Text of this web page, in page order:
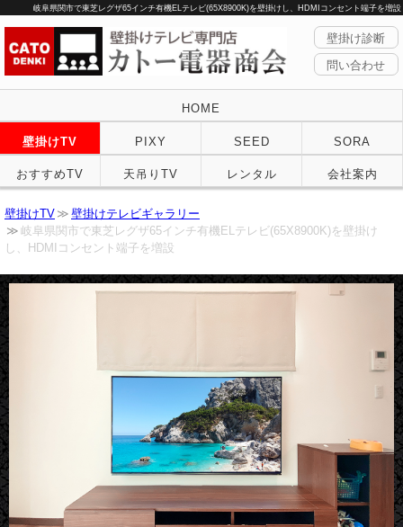
岐阜県関市で東芝レグザ65インチ有機ELテレビ(65X8900K)を壁掛けし、HDMIコンセント端子を増設
壁掛け診断
問い合わせ
HOME
壁掛けTV PIXY SEED SORA
おすすめTV 天吊りTV レンタル 会社案内
壁掛けTV
壁掛けテレビギャラリー
岐阜県関市で東芝レグザ65インチ有機ELテレビ(65X8900K)を壁掛け
し、HDMIコンセント端子を増設